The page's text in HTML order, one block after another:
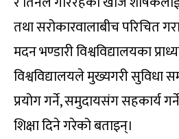
तथा सरोकारवालाबीच परिचित
मदन भण्डारी विश्वविद्यालयका
विश्वविद्यालयले मुख्यगरी सुविधा
प्रयोग गर्ने, समुदायसंग सहकार्य
शिक्षा दिने गरेको बताइन्।